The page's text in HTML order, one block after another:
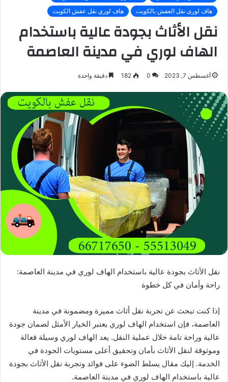
هاف لورى نقل العفش بالكويت
هاف لوري نقل عفش الكويت
نقل الأثاث بجودة عالية باستخدام
الهاف لوري في مدينة العاصمة
أغسطس 7, 2023 0
182 دقيقة واحدة
نقل الأثاث بجودة عالية باستخدام الهاف لوري في مدينة العاصمة:
راحة وأمان في كل خطوة
إذا كنت تبحث عن تجربة نقل أثاث مميزة ومضمونة في مدينة
العاصمة، فإن استخدام الهاف لوري يعتبر الخيار الأمثل لضمان جودة
عالية وراحة تامة خلال عملية النقل. يعد الهاف لوري وسيلة فعالة
وموثوقة لنقل الأثاث بأمان وتحقيق أعلى مستويات الجودة في
الخدمة. إليك مقال يسلط الضوء على فوائد وتجربة نقل الأثاث بجودة
عالية باستخدام الهاف لوري في مدينة العاصمة.